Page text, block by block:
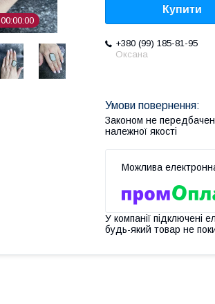
00 00 00
Купити
+380 (99) 185-81-95
Оксана
Законом не
належної якості
У компанії підключені
будь-який товар не